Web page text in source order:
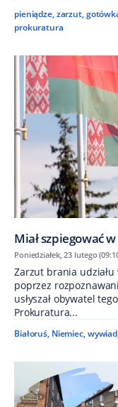
pieniądze,zarzut,
prokuratura
Miał szpiegować
Poniedziałek, 23 lutego
Zarzut brania udziału
poprzez
usłyszał obywatel
Prokuratura...
Białoruś, Niemiec,wywiad